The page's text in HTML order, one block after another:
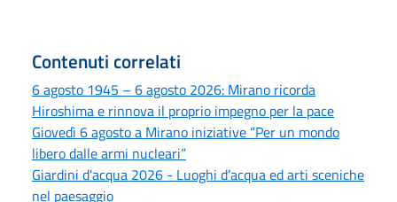
Contenuti correlati
6 agosto 1945 – 6 agosto 2026: Mirano ricorda
Hiroshima e rinnova il proprio impegno per la pace
Giovedì 6 agosto a Mirano iniziative “Per un mondo
libero dalle armi nucleari”
Giardini d'acqua 2026 - Luoghi d’acqua ed arti sceniche
nel paesaggio